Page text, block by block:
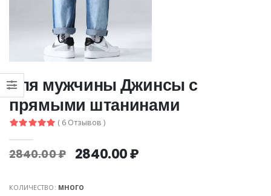
для мужчины Джинсы с
прямыми штанинами
( 6 Отзывов )
2840.00 ₽ 2840.00 ₽
КОЛИЧЕСТВО: МНОГО